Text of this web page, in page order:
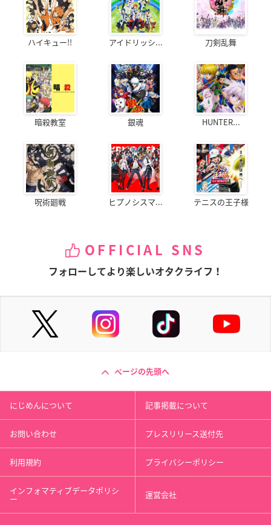
ハイキュー!! アイドリッシ... 刀剣乱舞
暗殺教室 銀魂 HUNTER...
呪術廻戦 ヒプノシスマ... テニスの王子様
OFFICIAL SNS
フォローしてより楽しいオタクライフ！
ページの先頭へ
にじめんについて 記事掲載について
お問い合わせ プレスリリース送付先
利用規約 プライバシーポリシー
インフォマティブデータポリシ
ー 運営会社